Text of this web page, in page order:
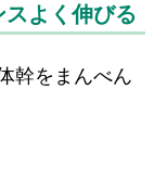
よく伸びる
幹をまんべん